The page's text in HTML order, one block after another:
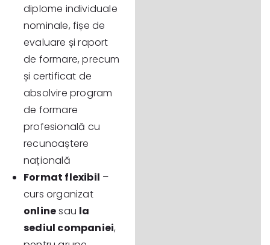
diplome individuale
nominale, fișe de
evaluare și raport
de formare, precum
și certificat de
absolvire program
de formare
profesională cu
recunoaștere
națională
Format flexibil –
curs organizat
onlinesau la
sediul companiei,